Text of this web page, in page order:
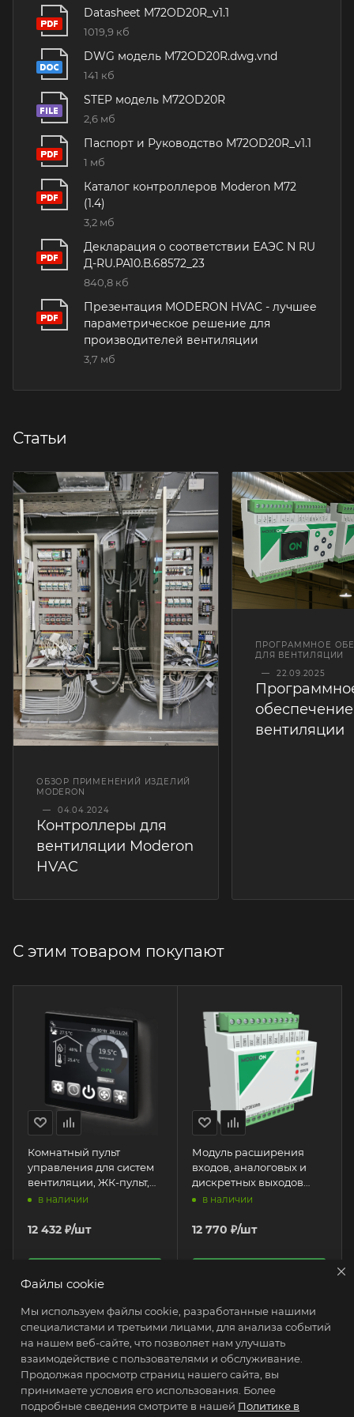
Datasheet M72OD20R_v1.1
1019,9 кб
DWG модель M72OD20R.dwg.vnd
141 кб
STEP модель M72OD20R
2,6 мб
Паспорт и Руководство M72OD20R_v1.1
1 мб
Каталог контроллеров Moderon M72
(1.4)
3,2 мб
Декларация о соответствии ЕАЭС N RU
Д-RU.РА10.В.68572_23
840,8 кб
Презентация MODERON HVAC - лучшее
параметрическое решение для
производителей вентиляции
3,7 мб
Статьи
ОБЗОР ПРИМЕНЕНИЙ ИЗДЕЛИЙ
MODERON
—
04.04.2024
Контроллеры для
вентиляции Moderon
HVAC
ПРОГРАММНОЕ
ДЛЯ ВЕНТИЛЯЦИИ
—
22.09.2025
вентиляции
С этим товаром покупают
Комнатный пульт
управления для систем
вентиляции, ЖК-пульт,
4", сенсорный, цветной,
в наличии
12 432 ₽/шт
Модуль расширения
входов, аналоговых и
дискретных выходов
M72E12RB, серии
в наличии
12 770 ₽/шт
КАТАЛОГ
Файлы cookie
Мы используем файлы cookie, разработанные нашими
специалистами и третьими лицами, для анализа событий
на нашем веб-сайте, что позволяет нам улучшать
взаимодействие с пользователями и обслуживание.
Продолжая просмотр страниц нашего сайта, вы
принимаете условия его использования. Более
подробные сведения смотрите в нашей Политике в